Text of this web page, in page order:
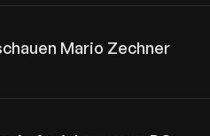
Mario Zechner